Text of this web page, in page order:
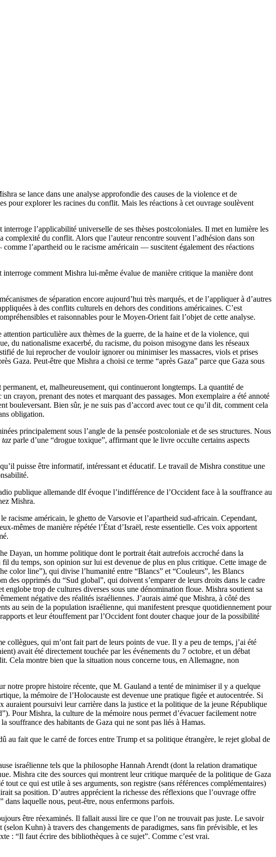
se lance dans une analyse approfondie des causes de la violence et de
pour explorer les racines du conflit. Mais les réactions à cet ouvrage soulèvent
l’applicabilité universelle de ses thèses postcoloniales. Il met en lumière les
du conflit. Alors que l’auteur rencontre souvent l’adhésion dans son
l’apartheid ou le racisme américain — suscitent également des réactions
comment Mishra lui-même évalue de manière critique la manière dont
de séparation encore aujourd’hui très marqués, et de l’appliquer à d’autres
à des conflits culturels en dehors des conditions américaines. C’est
et raisonnables pour le Moyen-Orient fait l’objet de cette analyse.
particulière aux thèmes de la guerre, de la haine et de la violence, qui
du nationalisme exacerbé, du racisme, du poison misogyne dans les réseaux
de lui reprocher de vouloir ignorer ou minimiser les massacres, viols et prises
Gaza. Peut-être que Mishra a choisi ce terme “après Gaza” parce que Gaza sous
et, malheureusement, qui continueront longtemps. La quantité de
crayon, prenant des notes et marquant des passages. Mon exemplaire a été annoté
bouleversant. Bien sûr, je ne suis pas d’accord avec tout ce qu’il dit, comment cela
obligation.
principalement sous l’angle de la pensée postcoloniale et de ses structures. Nous
taz parle d’une “drogue toxique”, affirmant que le livre occulte certains aspects
puisse être informatif, intéressant et éducatif. Le travail de Mishra constitue une
publique allemande dlf évoque l’indifférence de l’Occident face à la souffrance au
Mishra.
racisme américain, le ghetto de Varsovie et l’apartheid sud-africain. Cependant,
mêmes de manière répétée l’État d’Israël, reste essentielle. Ces voix apportent
Dayan, un homme politique dont le portrait était autrefois accroché dans la
du temps, son opinion sur lui est devenue de plus en plus critique. Cette image de
color line”), qui divise l’humanité entre “Blancs” et “Couleurs”, les Blancs
opprimés du “Sud global”, qui doivent s’emparer de leurs droits dans le cadre
trop de cultures diverses sous une dénomination floue. Mishra soutient sa
négative des réalités israéliennes. J’aurais aimé que Mishra, à côté des
au sein de la population israélienne, qui manifestent presque quotidiennement pour
et leur étouffement par l’Occident font douter chaque jour de la possibilité
collègues, qui m’ont fait part de leurs points de vue. Il y a peu de temps, j’ai été
avait été directement touchée par les événements du 7 octobre, et un débat
Cela montre bien que la situation nous concerne tous, en Allemagne, non
notre propre histoire récente, que M. Gauland a tenté de minimiser il y a quelque
la mémoire de l’Holocauste est devenue une pratique figée et autocentrée. Si
auraient poursuivi leur carrière dans la justice et la politique de la jeune République
Pour Mishra, la culture de la mémoire nous permet d’évacuer facilement notre
souffrance des habitants de Gaza qui ne sont pas liés à Hamas.
au fait que le carré de forces entre Trump et sa politique étrangère, le rejet global de
israélienne tels que la philosophe Hannah Arendt (dont la relation dramatique
Mishra cite des sources qui montrent leur critique marquée de la politique de Gaza
ce qui est utile à ses arguments, son registre (sans références complémentaires)
sa position. D’autres apprécient la richesse des réflexions que l’ouvrage offre
laquelle nous, peut-être, nous enfermons parfois.
être réexaminés. Il fallait aussi lire ce que l’on ne trouvait pas juste. Le savoir
Kuhn) à travers des changements de paradigmes, sans fin prévisible, et les
: “Il faut écrire des bibliothèques à ce sujet”. Comme c’est vrai.